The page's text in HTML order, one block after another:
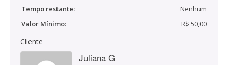
Tempo restante:
Nenhum
Valor Mínimo:
R$ 50,00
Cliente
Juliana G